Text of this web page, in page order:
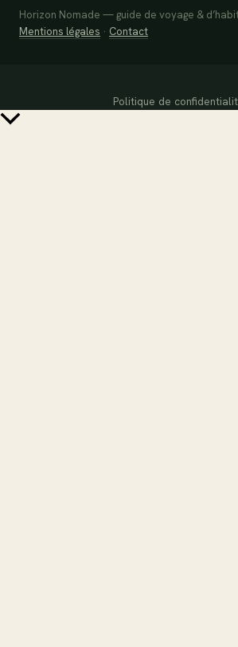
Horizon Nomade — guide de voyage &
Mentions légales · Contact
Politique de